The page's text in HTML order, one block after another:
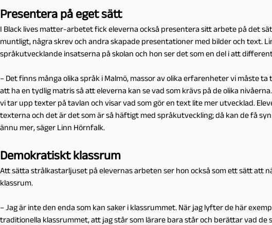
Presentera på eget sätt
I Black lives matter-arbetet fick eleverna också presentera sitt arbete på det
muntligt, några skrev och andra skapade presentationer med bilder och text.
språkutvecklande insatserna på skolan och hon ser det som en del i att
– Det finns många olika språk i Malmö, massor av olika erfarenheter vi måste
att ha en tydlig matris så att eleverna kan se vad som krävs på de olika
vi tar upp texter på tavlan och visar vad som gör en text lite mer utvecklad.
texterna och det är det som är så häftigt med språkutveckling; då kan de få
ännu mer, säger Linn Hörnfalk.
Demokratiskt klassrum
Att sätta strålkastarljuset på elevernas arbeten ser hon också som ett sätt att
klassrum.
– Jag är inte den enda som kan saker i klassrummet. När jag lyfter de här
traditionella klassrummet, att jag står som lärare bara står och berättar vad de